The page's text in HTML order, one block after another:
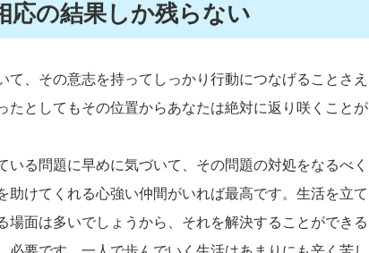
応の結果しか残らない
て、その意志を持ってしっかり行動につなげることさえ
たとしてもその位置からあなたは絶対に返り咲くことが
いる問題に早めに気づいて、その問題の対処をなるべく
助けてくれる心強い仲間がいれば最高です。生活を立て
場面は多いでしょうから、それを解決することができる